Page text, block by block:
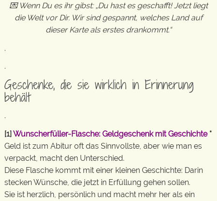
💌 Wenn Du es ihr gibst: „Du hast es geschafft! Jetzt liegt
die Welt vor Dir. Wir sind gespannt, welches Land auf
dieser Karte als erstes drankommt.“
.
.
Geschenke, die sie wirklich in Erinnerung
behält
.
[1]Wunscherfüller-Flasche: Geldgeschenk mit Geschichte*
Geld ist zum Abitur oft das Sinnvollste, aber wie man es
verpackt, macht den Unterschied.
Diese Flasche kommt mit einer kleinen Geschichte: Darin
stecken Wünsche, die jetzt in Erfüllung gehen sollen.
Sie ist herzlich, persönlich und macht mehr her als ein